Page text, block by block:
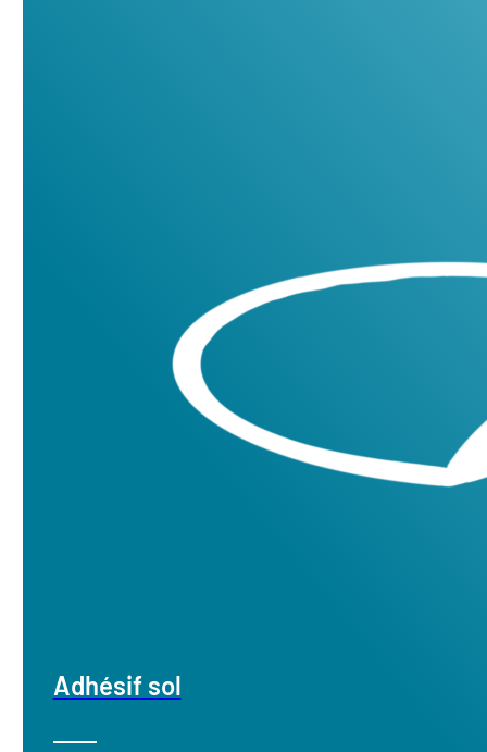
Adhésif sol